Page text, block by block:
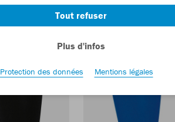
Tout refuser
Plus d'infos
Protection des données Mentions légales